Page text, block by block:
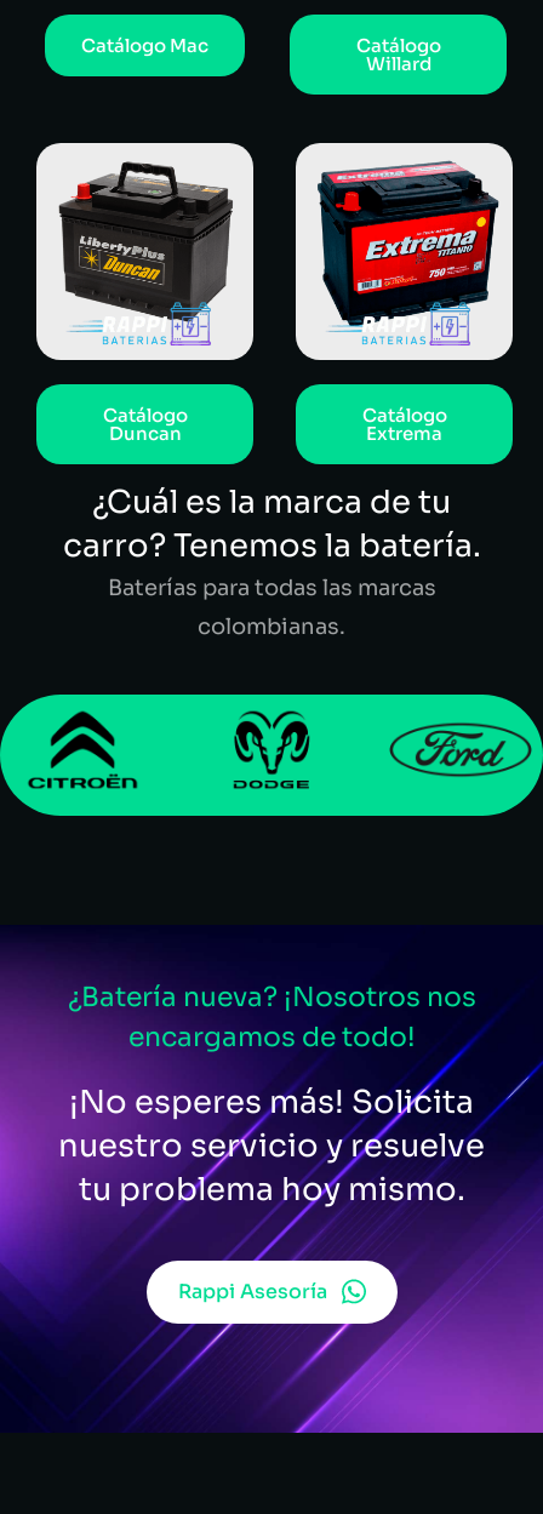
Catálogo Mac Catálogo
Willard
Catálogo
Duncan
Catálogo
Extrema
¿Cuál es la marca de tu
carro? Tenemos la batería.
Baterías para todas las marcas
colombianas.
¿Batería nueva? ¡Nosotros nos
encargamos de todo!
¡No esperes más! Solicita
nuestro servicio y resuelve
tu problema hoy mismo.
Rappi Asesoría